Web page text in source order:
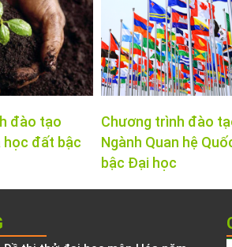
đào tạo
học đất bậc
Chương trình đào
Ngành Quan hệ
bậc Đại học